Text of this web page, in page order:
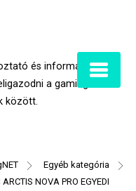
és informatív
a gaming
között.
Egyéb kategória
NOVA PRO EGYEDI